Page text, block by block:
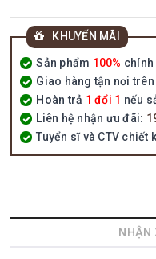
KHUYẾN MÃI
Sản phẩm 100% chính
Giao hàng tận nơi
Hoàn trả 1 đổi 1 nếu
Liên hệ nhận ưu đãi:
Tuyển sĩ và CTV chiết
NHẬN